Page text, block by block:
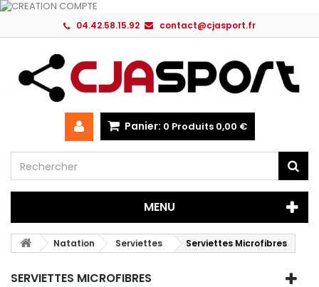
04.42.58.15.92 contact@cjasport.fr
Panier: 0 Produits 0,00 €
MENU
Natation Serviettes Serviettes Microfibres
SERVIETTES MICROFIBRES